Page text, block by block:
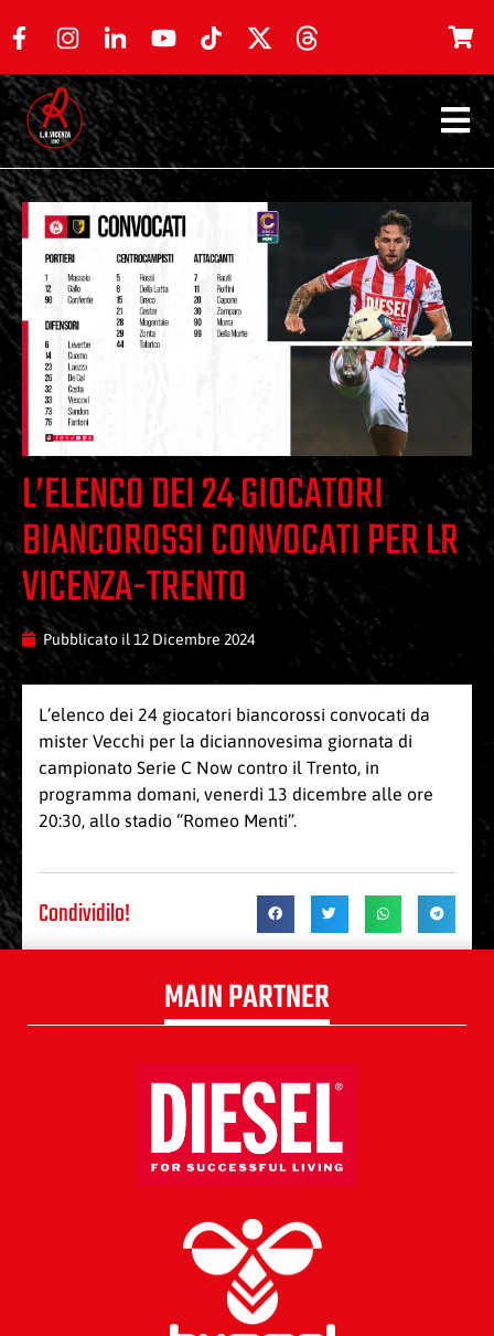
L’ELENCO DEI 24 GIOCATORI
BIANCOROSSI CONVOCATI PER LR
VICENZA-TRENTO
Pubblicato il 12 Dicembre 2024
L’elenco dei 24 giocatori biancorossi convocati da
mister Vecchi per la diciannovesima giornata di
campionato Serie C Now contro il Trento, in
programma domani, venerdì 13 dicembre alle ore
20:30, allo stadio “Romeo Menti”.
Condividilo!
MAIN PARTNER